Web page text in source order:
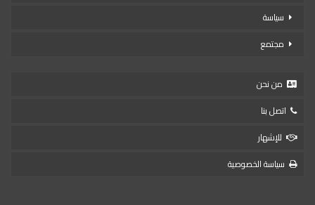
سياسة
مجتمع
من نحن
اتصل بنا
للإشهار
سياسة الخصوصية